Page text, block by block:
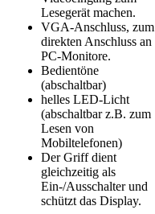
Lesegerät machen.
VGA-Anschluss, zum
direkten Anschluss an
PC-Monitore.
Bedientöne
(abschaltbar)
helles LED-Licht
(abschaltbar z.B. zum
Lesen von
Mobiltelefonen)
Der Griff dient
gleichzeitig als
Ein-/Ausschalter und
schützt das Display.